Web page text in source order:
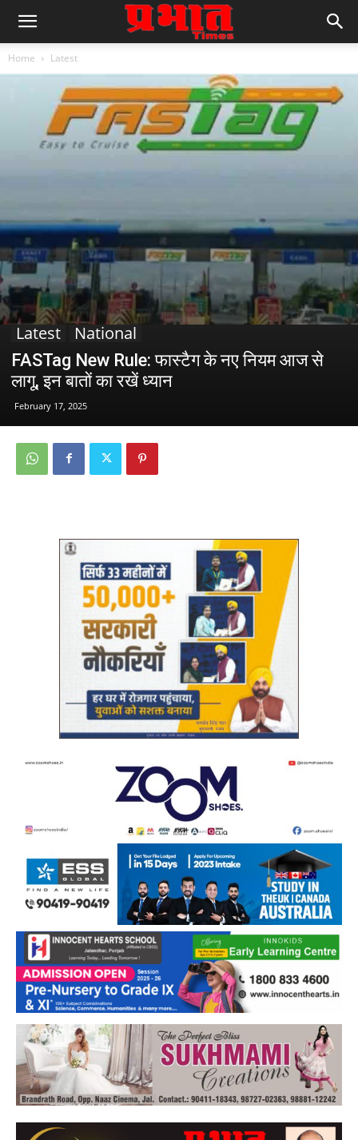
Home Latest
Latest National
FASTag New Rule: फास्टैग के नए नियम आज से
लागू, इन बातों का रखें ध्यान
February 17, 2025